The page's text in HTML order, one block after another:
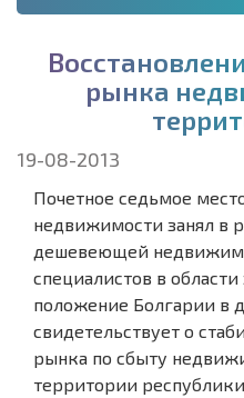
Восстановлени
рынка недв
террит
19-08-2013
Почетное седьмое
недвижимости занял в
дешевеющей
специалистов в
положение Болгарии в
свидетельствует о
рынка по сбыту
территории